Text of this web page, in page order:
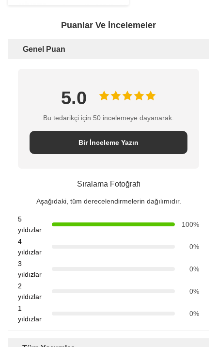
Puanlar Ve İncelemeler
Genel Puan
5.0
Bu tedarikçi için 50 incelemeye dayanarak.
Bir İnceleme Yazın
Sıralama Fotoğrafı
Aşağıdaki, tüm derecelendirmelerin dağılımıdır.
5
yıldızlar
100%
4
yıldızlar
0%
3
yıldızlar
0%
2
yıldızlar
0%
1
yıldızlar
0%